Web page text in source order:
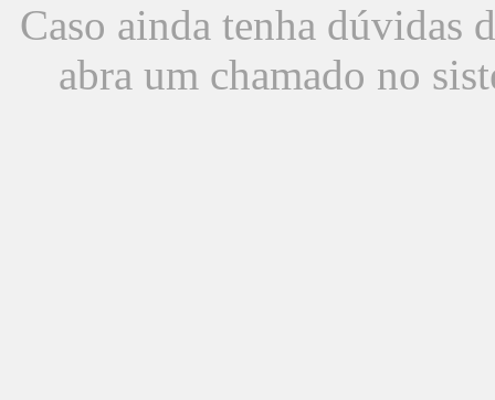
Caso ainda tenha dúvidas
abra um chamado no